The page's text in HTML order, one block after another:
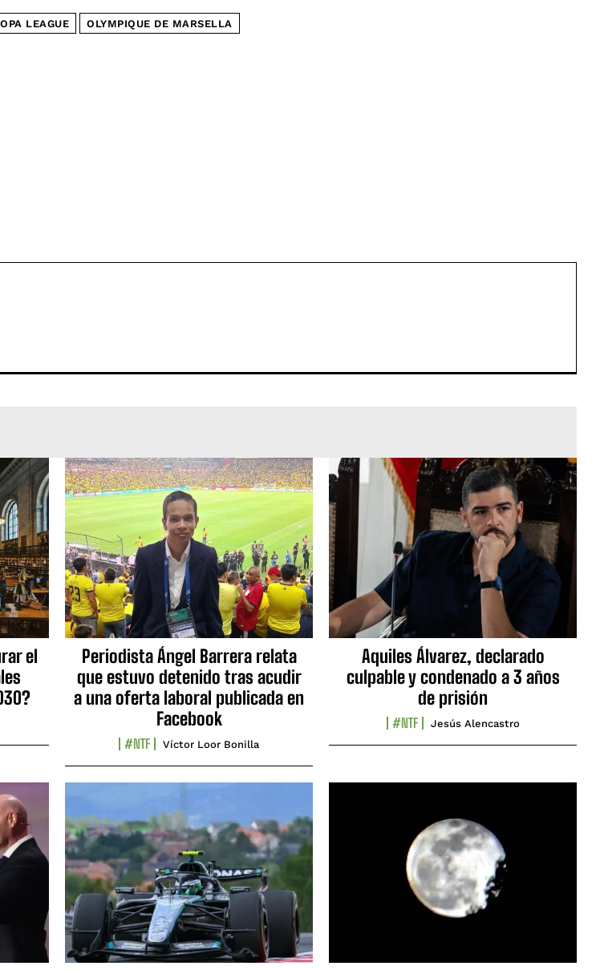
LEAGUE OLYMPIQUE DE MARSELLA
el
Periodista Ángel Barrera relata
que estuvo detenido tras acudir
a una oferta laboral publicada en
Facebook
#NTF Víctor Loor Bonilla
Aquiles Álvarez, declarado
culpable y condenado a 3 años
de prisión
#NTF Jesús Alencastro